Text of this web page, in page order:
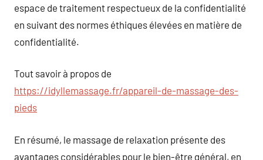
espace de traitement respectueux de la confidentialité
en suivant des normes éthiques élevées en matière de
confidentialité.
Tout savoir à propos de
https://idyllemassage.fr/appareil-de-massage-des-
pieds
En résumé, le massage de relaxation présente des
avantages considérables pour le bien-être général, en